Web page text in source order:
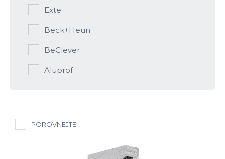
Exte
Beck+Heun
BeClever
Aluprof
POROVNEJTE